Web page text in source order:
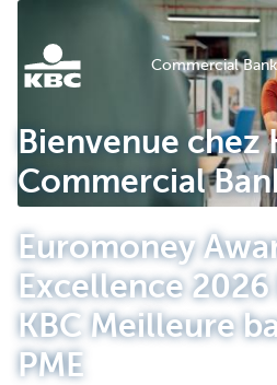
Corporate
Commercial
Bienvenue chez
Commercial
Euromoney
Excellence
KBC Meilleure
PME